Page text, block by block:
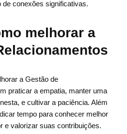
conexões significativas.
melhorar a
a Gestão de
praticar a empatia, manter uma
e cultivar a paciência. Além
tempo para conhecer melhor
e valorizar suas contribuições.